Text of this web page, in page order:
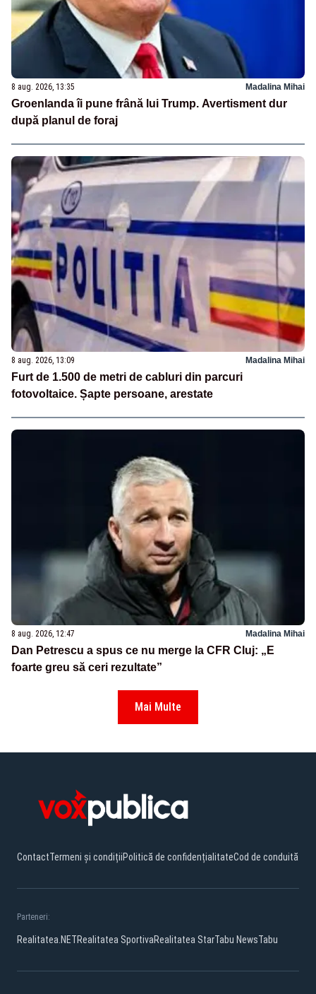
8 aug. 2026, 13:35 Madalina Mihai
Groenlanda îi pune frână lui Trump. Avertisment dur
după planul de foraj
8 aug. 2026, 13:09 Madalina Mihai
Furt de 1.500 de metri de cabluri din parcuri
fotovoltaice. Șapte persoane, arestate
8 aug. 2026, 12:47 Madalina Mihai
Dan Petrescu a spus ce nu merge la CFR Cluj: „E
foarte greu să ceri rezultate”
Mai Multe
ContactTermeni și condițiiPolitică de confidențialitateCod de conduită
Parteneri:
Realitatea.NETRealitatea SportivaRealitatea StarTabu NewsTabu